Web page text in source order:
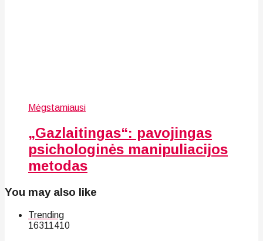
Mėgstamiausi
„Gazlaitingas“: pavojingas
psichologinės manipuliacijos
metodas
You may also like
Trending
16311410